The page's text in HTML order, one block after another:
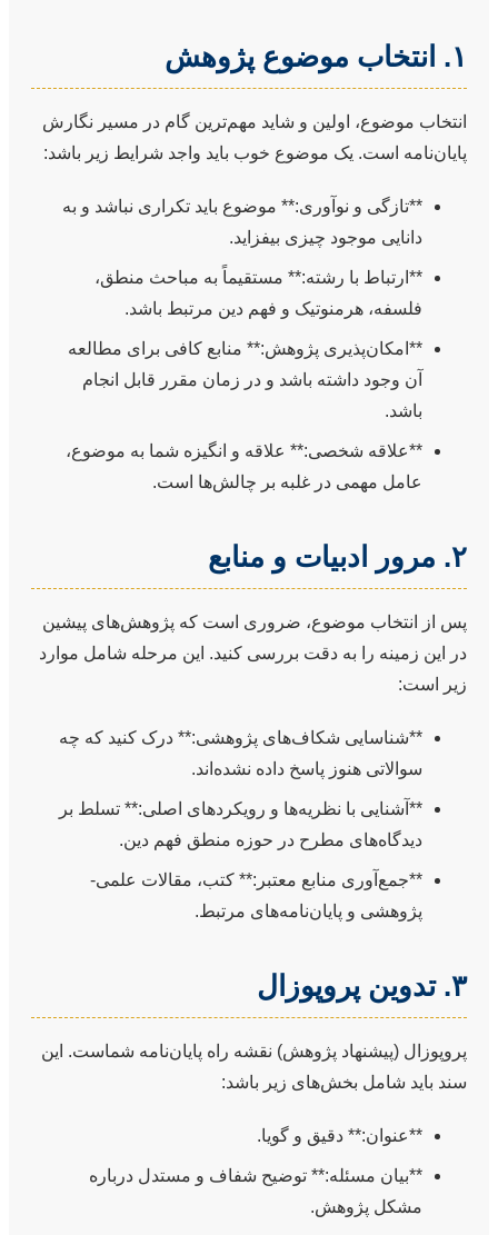
۱. انتخاب موضوع پژوهش
انتخاب موضوع، اولین و شاید مهم‌ترین گام در مسیر نگارش
پایان‌نامه است. یک موضوع خوب باید واجد شرایط زیر باشد:
**تازگی و نوآوری:** موضوع باید تکراری نباشد و به
دانایی موجود چیزی بیفزاید.
**ارتباط با رشته:** مستقیماً به مباحث منطق،
فلسفه، هرمنوتیک و فهم دین مرتبط باشد.
**امکان‌پذیری پژوهش:** منابع کافی برای مطالعه
آن وجود داشته باشد و در زمان مقرر قابل انجام
باشد.
**علاقه شخصی:** علاقه و انگیزه شما به موضوع،
عامل مهمی در غلبه بر چالش‌ها است.
۲. مرور ادبیات و منابع
پس از انتخاب موضوع، ضروری است که پژوهش‌های پیشین
در این زمینه را به دقت بررسی کنید. این مرحله شامل موارد
زیر است:
**شناسایی شکاف‌های پژوهشی:** درک کنید که چه
سوالاتی هنوز پاسخ داده نشده‌اند.
**آشنایی با نظریه‌ها و رویکردهای اصلی:** تسلط بر
دیدگاه‌های مطرح در حوزه منطق فهم دین.
**جمع‌آوری منابع معتبر:** کتب، مقالات علمی-
پژوهشی و پایان‌نامه‌های مرتبط.
۳. تدوین پروپوزال
پروپوزال (پیشنهاد پژوهش) نقشه راه پایان‌نامه شماست. این
سند باید شامل بخش‌های زیر باشد:
**عنوان:** دقیق و گویا.
**بیان مسئله:** توضیح شفاف و مستدل درباره
مشکل پژوهش.